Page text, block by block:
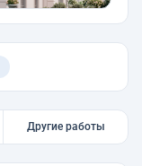
Другие работы